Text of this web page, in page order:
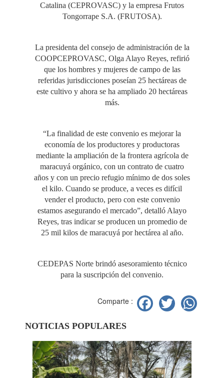
Catalina (CEPROVASC) y la empresa Frutos
Tongorrape S.A. (FRUTOSA).
La presidenta del consejo de administración de la
COOPCEPROVASC, Olga Alayo Reyes, refirió
que los hombres y mujeres de campo de las
referidas jurisdicciones poseían 25 hectáreas de
este cultivo y ahora se ha ampliado 20 hectáreas
más.
“La finalidad de este convenio es mejorar la
economía de los productores y productoras
mediante la ampliación de la frontera agrícola de
maracuyá orgánico, con un contrato de cuatro
años y con un precio refugio mínimo de dos soles
el kilo. Cuando se produce, a veces es difícil
vender el producto, pero con este convenio
estamos asegurando el mercado”, detalló Alayo
Reyes, tras indicar se producen un promedio de
25 mil kilos de maracuyá por hectárea al año.
CEDEPAS Norte brindó asesoramiento técnico
para la suscripción del convenio.
Comparte : Facebook
Twitter
NOTICIAS POPULARES